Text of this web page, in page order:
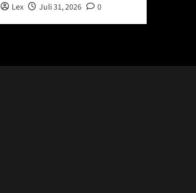
Lex Juli 31, 2026 0